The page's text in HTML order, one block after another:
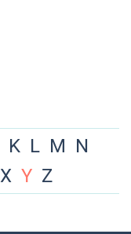
K L M N
X Y Z